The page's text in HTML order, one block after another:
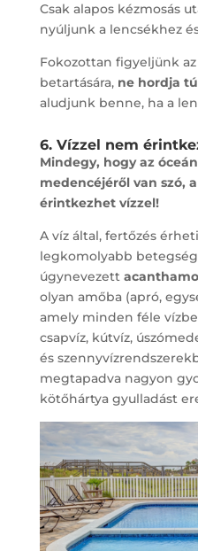
Csak alapos kézmosás
nyúljunk a lencsékhez
Fokozottan figyeljünk
betartására, ne hordja
aludjunk benne, ha a
6. Vízzel nem
Mindegy, hogy az
medencéjéről van szó,
érintkezhet vízzel!
A víz által, fertőzés
legkomolyabb
úgynevezett
olyan amőba (apró,
amely minden féle
csapvíz, kútvíz,
és
megtapadva nagyon
kötőhártya gyulladást